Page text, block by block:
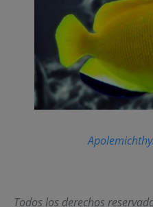
Todos los derechos